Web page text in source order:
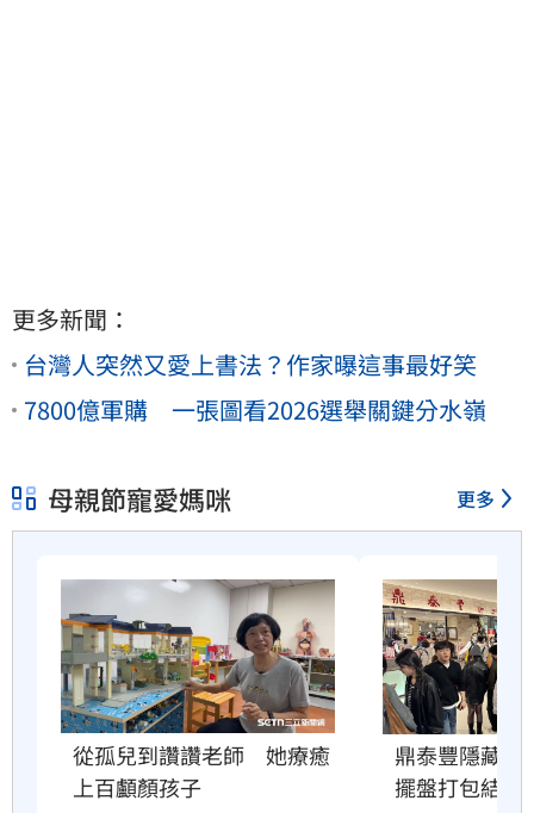
更多新聞：
台灣人突然又愛上書法？作家曝這事最好笑
7800億軍購 一張圖看2026選舉關鍵分水嶺
母親節寵愛媽咪 更多
從孤兒到讚讚老師　她療癒
上百顱顏孩子
鼎泰豐隱藏服
擺盤打包結果